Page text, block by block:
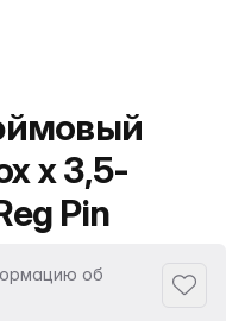
x 3,5-
Pin
об